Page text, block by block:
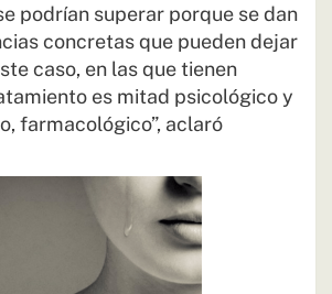
podrían superar porque se dan
concretas que pueden dejar
caso, en las que tienen
es mitad psicológico y
farmacológico”, aclaró